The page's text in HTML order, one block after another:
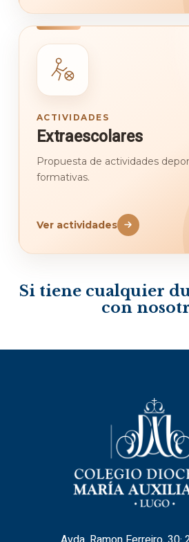
ACTIVIDADES
Extraescolares
Propuesta de actividades
formativas.
Ver actividades
Si tiene cualquier
con